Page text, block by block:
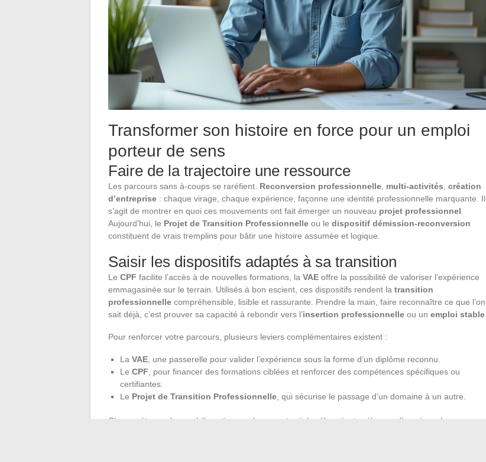
Transformer son histoire en force pour un emploi
porteur de sens
Faire de la trajectoire une ressource
Les parcours sans à-coups se raréfient. Reconversion professionnelle multi-activités création
d’entreprise : chaque virage, chaque expérience, façonne une identité professionnelle marquante. Il
s’agit de montrer en quoi ces mouvements ont fait émerger un nouveau projet professionnel
Aujourd’hui, le Projet de Transition Professionnelle ou le dispositif démission-reconversion
constituent de vrais tremplins pour bâtir une histoire assumée et logique.
Saisir les dispositifs adaptés à sa transition
Le CPF facilite l’accès à de nouvelles formations, la VAE offre la possibilité de valoriser l’expérience
emmagasinée sur le terrain. Utilisés à bon escient, ces dispositifs rendent la transition
professionnelle compréhensible, lisible et rassurante. Prendre la main, faire reconnaître ce que l’on
sait déjà, c’est prouver sa capacité à rebondir vers l’insertion professionnelle ou un emploi stable
Pour renforcer votre parcours, plusieurs leviers complémentaires existent :
La VAE , une passerelle pour valider l’expérience sous la forme d’un diplôme reconnu.
Le CPF , pour financer des formations ciblées et renforcer des compétences spécifiques ou
certifiantes.
Le Projet de Transition Professionnelle , qui sécurise le passage d’un domaine à un autre.
Chaque étape, chaque bifurcation, cache un potentiel qu’il ne tient qu’à vous d’exprimer. Les